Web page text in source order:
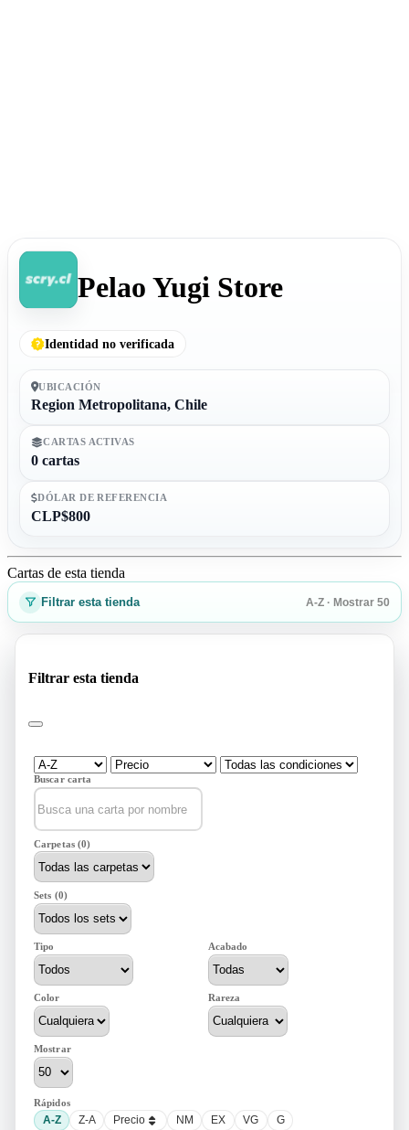
Pelao Yugi Store
Identidad no verificada
UBICACIÓN
Region Metropolitana, Chile
CARTAS ACTIVAS
0 cartas
DÓLAR DE REFERENCIA
CLP$800
Cartas de esta tienda
Filtrar esta tienda A-Z · Mostrar 50
Filtrar esta tienda
Buscar carta
Carpetas (0)
Sets (0)
Tipo Acabado
Color Rareza
Mostrar
Rápidos
A-Z Z-A Precio NM EX VG G